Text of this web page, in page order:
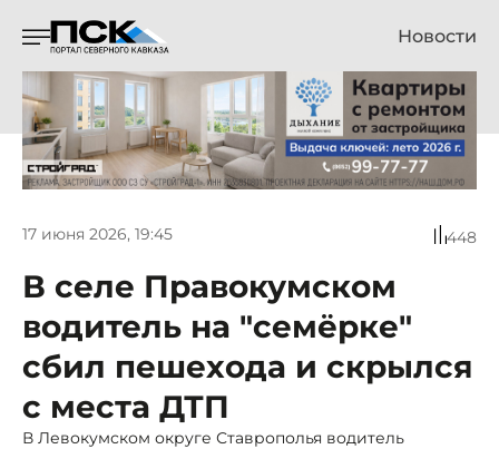
Новости
17 июня 2026, 19:45 448
В селе Правокумском
водитель на "семёрке"
сбил пешехода и скрылся
с места ДТП
В Левокумском округе Ставрополья водитель